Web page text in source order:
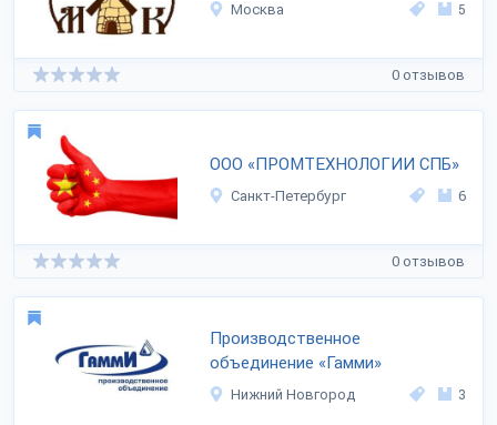
Москва 5
0 отзывов
ООО «ПРОМТЕХНОЛОГИИ СПБ»
Санкт-Петербург 6
0 отзывов
Производственное
объединение «Гамми»
Нижний Новгород 3